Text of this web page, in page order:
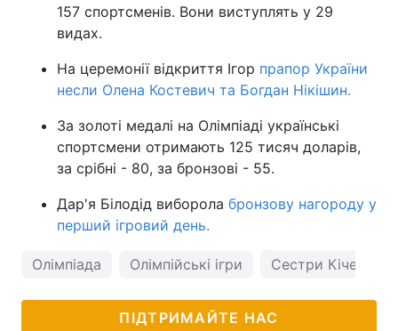
157 спортсменів. Вони виступлять у 29
видах.
На церемонії відкриття Ігор прапор України
несли Олена Костевич та Богдан Нікішин.
За золоті медалі на Олімпіаді українські
спортсмени отримають 125 тисяч доларів,
за срібні - 80, за бронзові - 55.
Дар'я Білодід виборола бронзову нагороду у
перший ігровий день.
Олімпіада Олімпійські ігри Сестри Кіченок
ПІДТРИМАЙТЕ НАС